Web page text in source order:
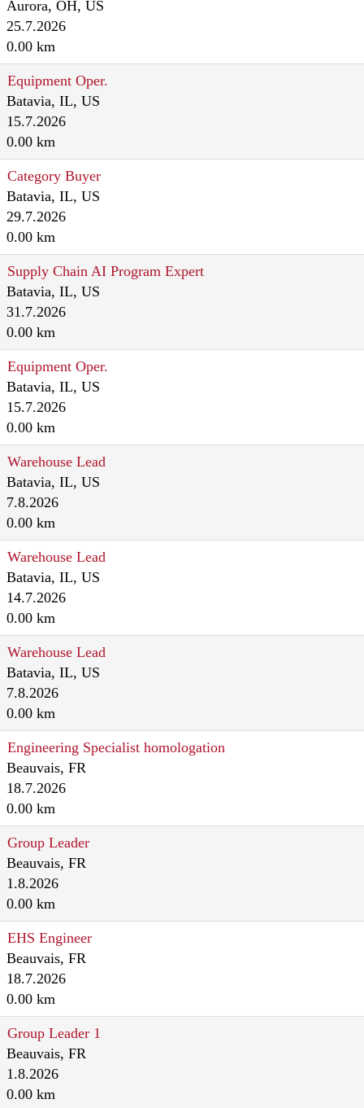
Aurora, OH, US
25.7.2026
0.00 km
Equipment Oper.
Batavia, IL, US
15.7.2026
0.00 km
Category Buyer
Batavia, IL, US
29.7.2026
0.00 km
Supply Chain AI Program Expert
Batavia, IL, US
31.7.2026
0.00 km
Equipment Oper.
Batavia, IL, US
15.7.2026
0.00 km
Warehouse Lead
Batavia, IL, US
7.8.2026
0.00 km
Warehouse Lead
Batavia, IL, US
14.7.2026
0.00 km
Warehouse Lead
Batavia, IL, US
7.8.2026
0.00 km
Engineering Specialist homologation
Beauvais, FR
18.7.2026
0.00 km
Group Leader
Beauvais, FR
1.8.2026
0.00 km
EHS Engineer
Beauvais, FR
18.7.2026
0.00 km
Group Leader 1
Beauvais, FR
1.8.2026
0.00 km